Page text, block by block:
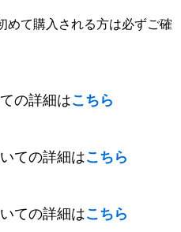
めて購入される方は必ずご確
の詳細はこちら
ての詳細はこちら
ての詳細はこちら